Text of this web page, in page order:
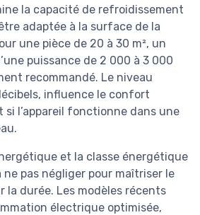
la capacité de refroidissement
adaptée à la surface de la
une pièce de 20 à 30 m², un
puissance de 2 000 à 3 000
recommandé. Le niveau
influence le confort
l’appareil fonctionne dans une
et la classe énergétique
pas négliger pour maîtriser le
la durée. Les modèles récents
électrique optimisée,